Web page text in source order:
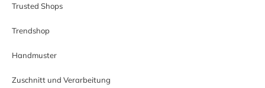
Trusted Shops
Trendshop
Handmuster
Zuschnitt und Verarbeitung